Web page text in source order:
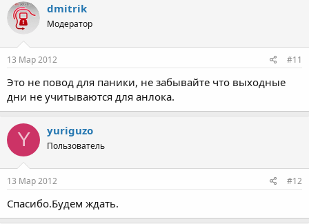
dmitrik
Модератор
13 Мар 2012 #11
Это не повод для паники, не забывайте что выходные
дни не учитываются для анлока.
Y yuriguzo
Пользователь
13 Мар 2012 #12
Спасибо.Будем ждать.